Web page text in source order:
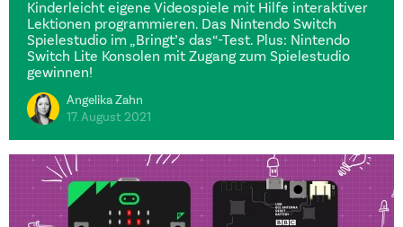
Kinderleicht eigene Videospiele mit Hilfe interaktiver
Lektionen programmieren. Das Nintendo Switch
Spielestudio im „Bringt’s das“-Test. Plus: Nintendo
Switch Lite Konsolen mit Zugang zum Spielestudio
gewinnen!
Angelika Zahn
17. August 2021